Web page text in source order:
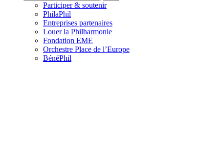
Participer & soutenir
PhilaPhil
Entreprises partenaires
Louer la Philharmonie
Fondation EME
Orchestre Place de l’Europe
BénéPhil